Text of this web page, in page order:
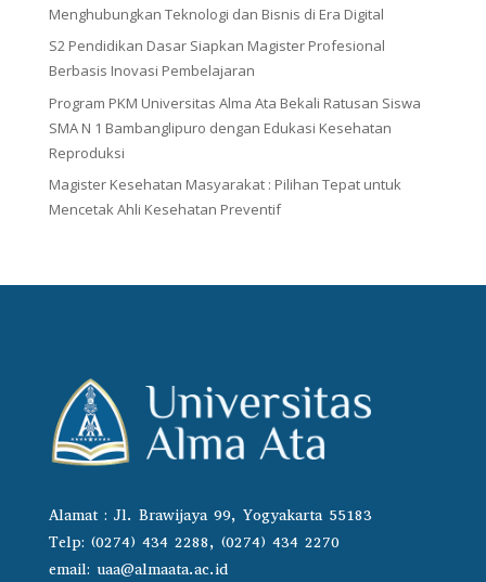
Menghubungkan Teknologi dan Bisnis di Era Digital
S2 Pendidikan Dasar Siapkan Magister Profesional
Berbasis Inovasi Pembelajaran
Program PKM Universitas Alma Ata Bekali Ratusan Siswa
SMA N 1 Bambanglipuro dengan Edukasi Kesehatan
Reproduksi
Magister Kesehatan Masyarakat : Pilihan Tepat untuk
Mencetak Ahli Kesehatan Preventif
Alamat : Jl. Brawijaya 99, Yogyakarta 55183
Telp: (0274) 434 2288, (0274) 434 2270
email: uaa@almaata.ac.id